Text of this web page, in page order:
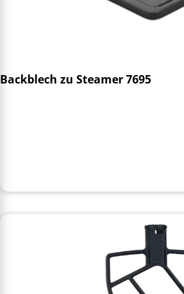
Backblech zu Steamer 7695